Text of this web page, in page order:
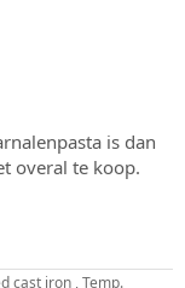
is dan
overal te koop.
cast iron , Temp.